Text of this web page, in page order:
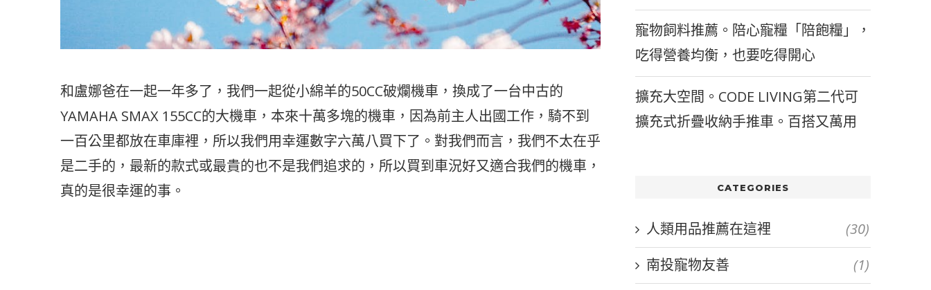
和盧娜爸在一起一年多了，我們一起從小綿羊的50CC破爛機車，換成了一台中古的
YAMAHA SMAX 155CC的大機車，本來十萬多塊的機車，因為前主人出國工作，騎不到
一百公里都放在車庫裡，所以我們用幸運數字六萬八買下了。對我們而言，我們不太在乎
是二手的，最新的款式或最貴的也不是我們追求的，所以買到車況好又適合我們的機車，
真的是很幸運的事。
寵物飼料推薦。陪心寵糧「陪飽糧」，
吃得營養均衡，也要吃得開心
擴充大空間。CODE LIVING第二代可
擴充式折疊收納手推車。百搭又萬用
CATEGORIES
人類用品推薦在這裡
(30)
南投寵物友善
(1)